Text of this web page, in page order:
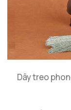
Dây treo